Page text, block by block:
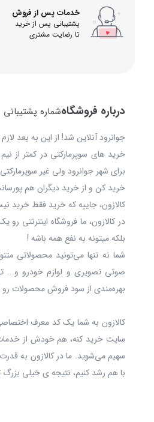
خدمات پس از فروش
پشتیبانی پس از خرید
تا رضایت مشتری
درباره فروشگاهشماره پشتیبانی :
جوانرود آنلاین شد! از این به بعد
خرید های سوپرمارکتی در کمتر از
برای شهر جوانرود ولی غیر
خرید کن و از خرید دیگران هم
کالازون، جاییه که خرید فقط
در کالازون، ما فروشگاه اینترنتی
بلکه میتونه به نفع همه باشه !
شما نه‌ تنها می‌تونید محصولاتی
صوتی تصویری و لوازم خودرو و...
بهره‌مندی از سود فروش محصولات رو
کالازون به شما یک کد معرف
سایت خرید کنه، هم خودش از
سهیم می‌شوید. ما در کالازون به
با هم رشد کنیم، نتیجه ی خیلی